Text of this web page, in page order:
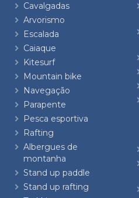
Cavalgadas
Arvorismo
Escalada
Caiaque
Kitesurf
Mountain bike
Navegação
Parapente
Pesca esportiva
Rafting
Albergues de
montanha
Stand up paddle
Stand up rafting